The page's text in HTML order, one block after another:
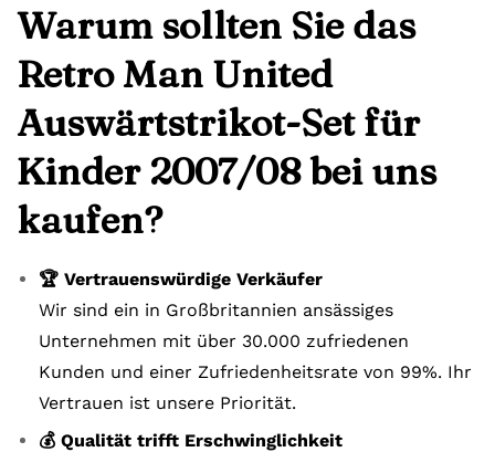
Warum sollten Sie das
Retro Man United
Auswärtstrikot-Set für
Kinder 2007/08 bei uns
kaufen?
🏆 Vertrauenswürdige Verkäufer
Wir sind ein in Großbritannien ansässiges
Unternehmen mit über 30.000 zufriedenen
Kunden und einer Zufriedenheitsrate von 99%. Ihr
Vertrauen ist unsere Priorität.
💰 Qualität trifft Erschwinglichkeit